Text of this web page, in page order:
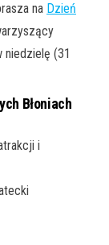
na Dzień
(31
Błoniach
i